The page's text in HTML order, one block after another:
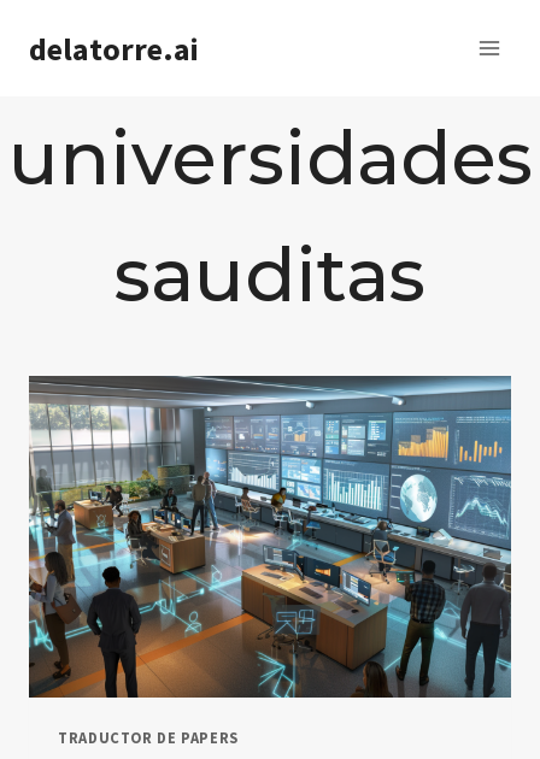
delatorre.ai
universidades
sauditas
TRADUCTOR DE PAPERS